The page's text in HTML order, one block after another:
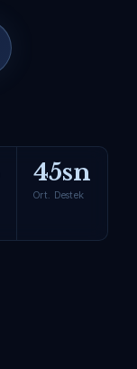
45sn
Ort. Destek